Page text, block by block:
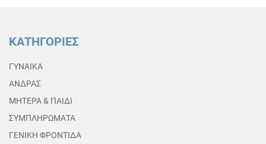
ΚΑΤΗΓΟΡΙΕΣ
ΓΥΝΑΙΚΑ
ΑΝΔΡΑΣ
ΜΗΤΕΡΑ & ΠΑΙΔΙ
ΣΥΜΠΛΗΡΩΜΑΤΑ
ΓΕΝΙΚΗ ΦΡΟΝΤΙΔΑ